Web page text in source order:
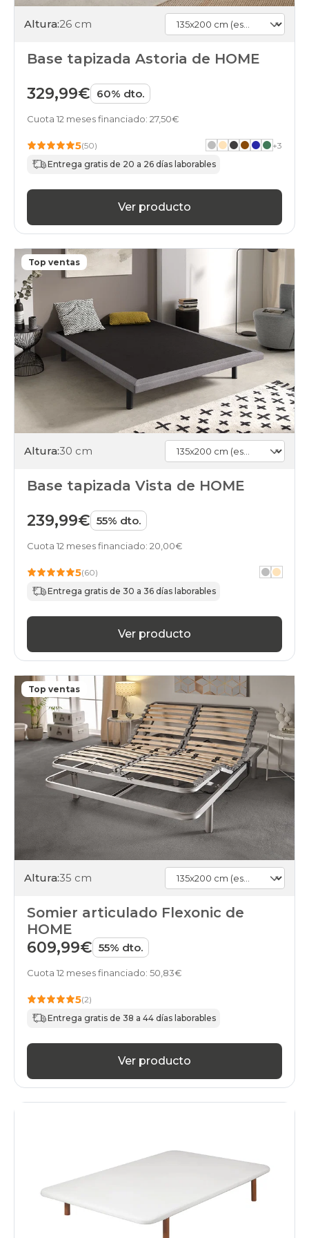
Altura:26 cm
Base tapizada Astoria de HOME
329,99€ 60% dto.
Cuota 12 meses financiado: 27,50€
5(50) +3
Entrega gratis de 20 a 26 días laborables
Ver producto
Top ventas
Altura:30 cm
Base tapizada Vista de HOME
239,99€ 55% dto.
Cuota 12 meses financiado: 20,00€
5(60)
Entrega gratis de 30 a 36 días laborables
Ver producto
Top ventas
Altura:35 cm
Somier articulado Flexonic de
HOME
609,99€ 55% dto.
Cuota 12 meses financiado: 50,83€
5(2)
Entrega gratis de 38 a 44 días laborables
Ver producto